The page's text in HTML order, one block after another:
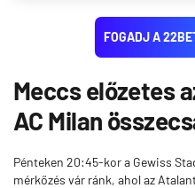
FOGADJ A
Meccs előzetes
AC Milan
Pénteken 20:45-kor a Gewiss
mérkőzés vár ránk, ahol az